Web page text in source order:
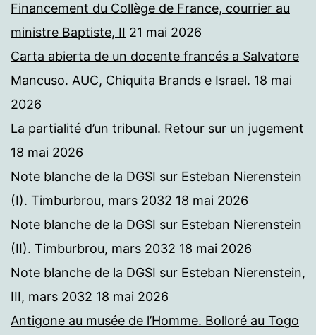
Financement du Collège de France, courrier au
ministre Baptiste, II 21 mai 2026
Carta abierta de un docente francés a Salvatore
Mancuso. AUC, Chiquita Brands e Israel. 18 mai
2026
La partialité d’un tribunal. Retour sur un jugement
18 mai 2026
Note blanche de la DGSI sur Esteban Nierenstein
(I). Timburbrou, mars 2032 18 mai 2026
Note blanche de la DGSI sur Esteban Nierenstein
(II). Timburbrou, mars 2032 18 mai 2026
Note blanche de la DGSI sur Esteban Nierenstein,
III, mars 2032 18 mai 2026
Antigone au musée de l’Homme. Bolloré au Togo